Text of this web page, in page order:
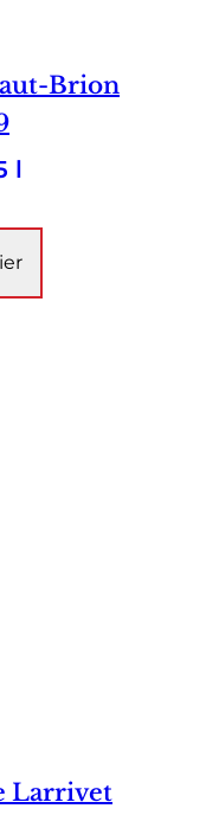
Brion
l
Larrivet